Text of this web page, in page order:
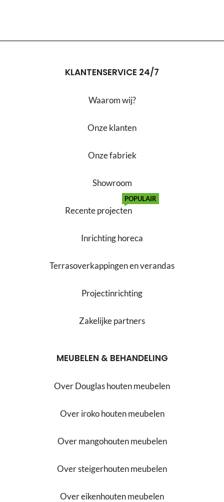
KLANTENSERVICE 24/7
Waarom wij?
Onze klanten
Onze fabriek
Showroom
Recente projecten
POPULAIR
Inrichting horeca
Terrasoverkappingen en verandas
Projectinrichting
Zakelijke partners
MEUBELEN & BEHANDELING
Over Douglas houten meubelen
Over iroko houten meubelen
Over mangohouten meubelen
Over steigerhouten meubelen
Over eikenhouten meubelen